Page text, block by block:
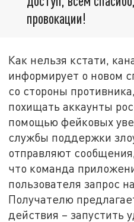
провокации!
Как нельзя кстати,
информирует о новом
со стороны
похищать аккаунты
помощью фейковых
службы поддержки
отправляют
что команда
пользователя запрос
Получателю
действия – запустить